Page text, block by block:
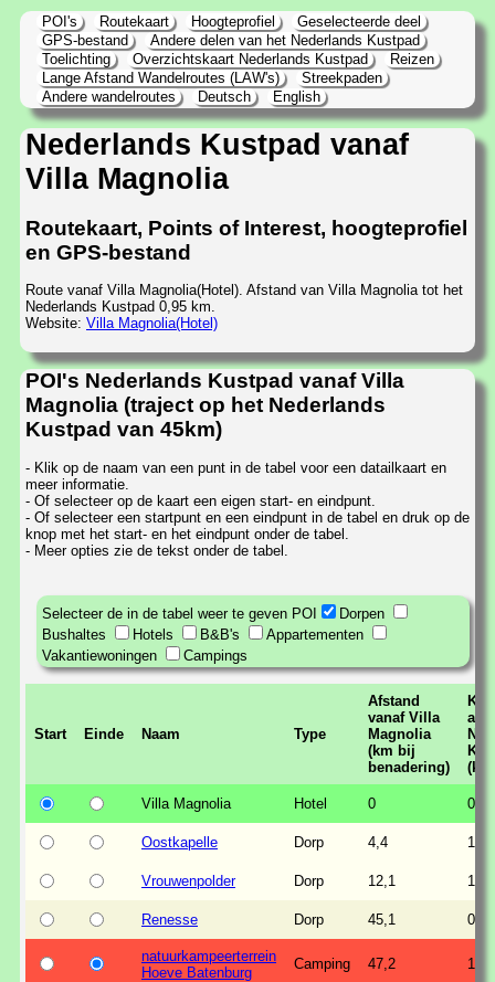
POI's Routekaart Hoogteprofiel
Geselecteerde deel
GPS-bestand
Andere delen van het Nederlands Kustpad
Toelichting
Overzichtskaart Nederlands Kustpad
Reizen
Lange Afstand Wandelroutes (LAW's)
Streekpaden
Andere wandelroutes
Deutsch English
Nederlands Kustpad vanaf
Villa Magnolia
Routekaart, Points of Interest, hoogteprofiel
en GPS-bestand
Route vanaf Villa Magnolia(Hotel). Afstand van Villa Magnolia tot het
Nederlands Kustpad 0,95 km.
Website: Villa Magnolia(Hotel)
POI's Nederlands Kustpad vanaf Villa
Magnolia (traject op het Nederlands
Kustpad van 45km)
- Klik op de naam van een punt in de tabel voor een datailkaart en
meer informatie.
- Of selecteer op de kaart een eigen start- en eindpunt.
- Of selecteer een startpunt en een eindpunt in de tabel en druk op de
knop met het start- en het eindpunt onder de tabel.
- Meer opties zie de tekst onder de tabel.
Selecteer de in de tabel weer te geven POI
Dorpen
Bushaltes
Hotels B&B's
Appartementen
Vakantiewoningen
Campings
Start Einde Naam Type
Afstand
vanaf Villa
Magnolia
(km bij
benadering)
Villa Magnolia Hotel 0 0,95
Oostkapelle Dorp 4,4 1,47
Vrouwenpolder Dorp 12,1 1,1
Renesse Dorp 45,1 0,13
natuurkampeerterrein
Hoeve Batenburg
Camping 47,2 1,67